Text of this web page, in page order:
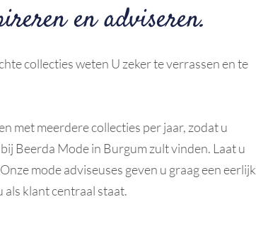
en adviseren.
collecties weten U zeker te verrassen en te
met meerdere collecties per jaar, zodat u
Beerda Mode in Burgum zult vinden. Laat u
mode adviseuses geven u graag een eerlijk
als klant centraal staat.